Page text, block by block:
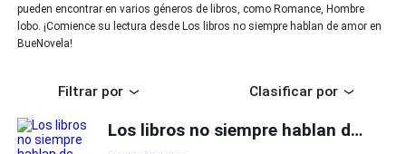
pueden encontrar en varios géneros de libros, como Romance, Hombre
lobo. ¡Comience su lectura desde Los libros no siempre hablan de amor en
BueNovela!
Filtrar por Clasificar por
Los libros no siempre hablan de amor